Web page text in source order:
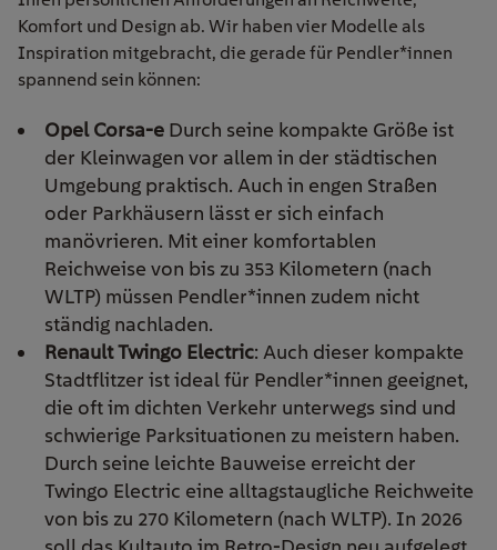
Komfort und Design ab. Wir haben vier Modelle als
Inspiration mitgebracht, die gerade für Pendler*innen
spannend sein können:
Opel Corsa-e Durch seine kompakte Größe ist
der Kleinwagen vor allem in der städtischen
Umgebung praktisch. Auch in engen Straßen
oder Parkhäusern lässt er sich einfach
manövrieren. Mit einer komfortablen
Reichweise von bis zu 353 Kilometern (nach
WLTP) müssen Pendler*innen zudem nicht
ständig nachladen.
Renault Twingo Electric: Auch dieser kompakte
Stadtflitzer ist ideal für Pendler*innen geeignet,
die oft im dichten Verkehr unterwegs sind und
schwierige Parksituationen zu meistern haben.
Durch seine leichte Bauweise erreicht der
Twingo Electric eine alltagstaugliche Reichweite
von bis zu 270 Kilometern (nach WLTP). In 2026